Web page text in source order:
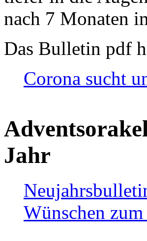
nach 7 Monaten
Das Bulletin pdf
Corona sucht
Jahr
Wünschen